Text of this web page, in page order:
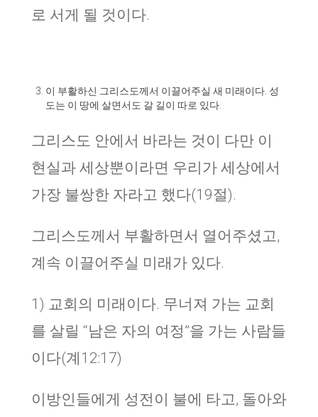
로 서게 될 것이다.
이 부활하신 그리스도께서 이끌어주실 새 미래이다. 성
도는 이 땅에 살면서도 갈 길이 따로 있다.
그리스도 안에서 바라는 것이 다만 이
현실과 세상뿐이라면 우리가 세상에서
가장 불쌍한 자라고 했다(19절).
그리스도께서 부활하면서 열어주셨고,
계속 이끌어주실 미래가 있다.
1) 교회의 미래이다. 무너져 가는 교회
를 살릴 “남은 자의 여정”을 가는 사람들
이다(계12:17)
이방인들에게 성전이 불에 타고, 돌아와